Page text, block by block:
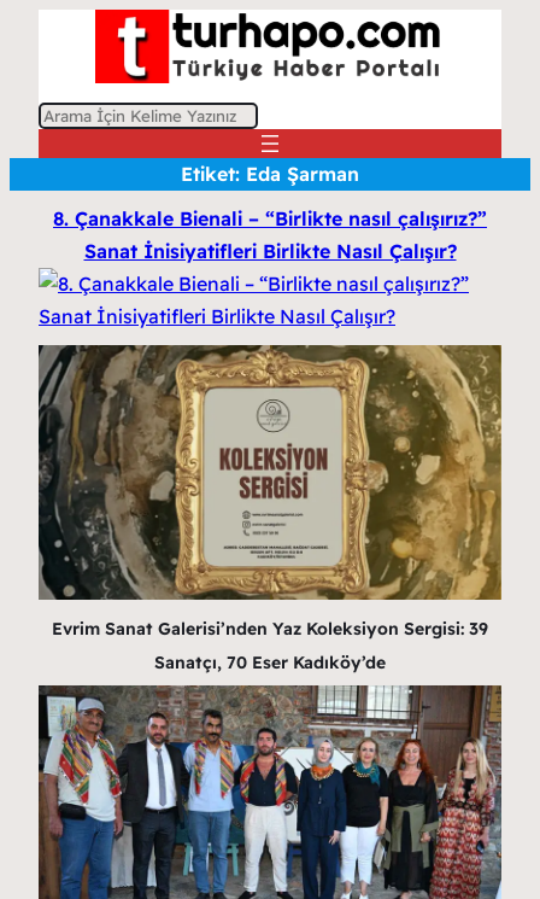
A
Etiket: Eda Şarman
8. Çanakkale Bienali – “Birlikte nasıl çalışırız?”
Sanat İnisiyatifleri Birlikte Nasıl Çalışır?
Evrim Sanat Galerisi’nden Yaz Koleksiyon Sergisi: 39
Sanatçı, 70 Eser Kadıköy’de